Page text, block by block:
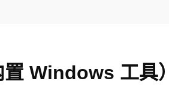
Windows 工具）